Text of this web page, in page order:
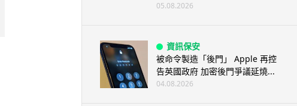
05.08.2026
資訊保安
被命令製造「後門」 Apple 再控
告英國政府 加密後門爭議延燒...
04.08.2026